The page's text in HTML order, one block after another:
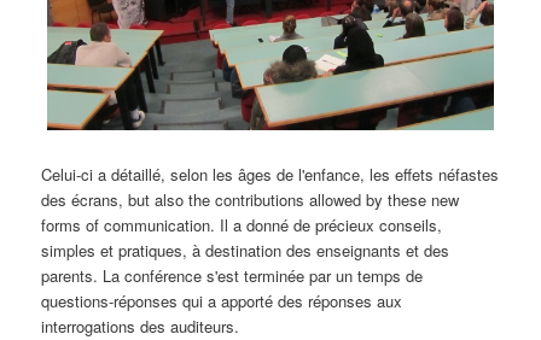
Celui-ci a détaillé,selon les âges de l'enfance, les effets néfastes
des écrans, but also the contributions allowed by these new
forms of communication. Il a donné de précieux conseils,
simples et pratiques, à destination des enseignants et des
parents. La conférence s'est terminée par un temps de
questions-réponses qui a apporté des réponses aux
interrogations des auditeurs.